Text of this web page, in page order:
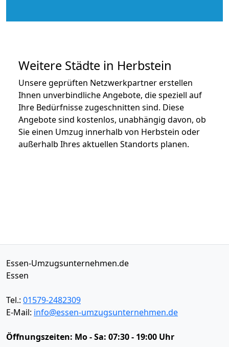
Weitere Städte in Herbstein
Unsere geprüften Netzwerkpartner erstellen
Ihnen unverbindliche Angebote, die speziell auf
Ihre Bedürfnisse zugeschnitten sind. Diese
Angebote sind kostenlos, unabhängig davon, ob
Sie einen Umzug innerhalb von Herbstein oder
außerhalb Ihres aktuellen Standorts planen.
Essen-Umzugsunternehmen.de
Essen
Tel.: 01579-2482309
E-Mail: info@essen-umzugsunternehmen.de
Öffnungszeiten: Mo - Sa: 07:30 - 19:00 Uhr